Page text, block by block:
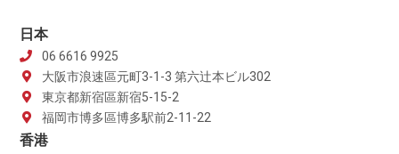
日本
06 6616 9925
大阪市浪速區元町3-1-3 第六辻本ビル302
東京都新宿區新宿5-15-2
福岡市博多區博多駅前2-11-22
香港